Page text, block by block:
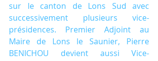
sur le canton de Lons Sud avec
successivement plusieurs vice-
présidences. Premier Adjoint au
Maire de Lons le Saunier, Pierre
BENICHOU devient aussi Vice-